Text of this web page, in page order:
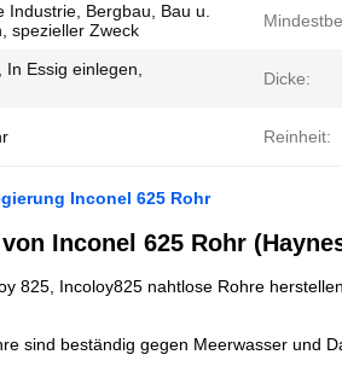
Industrie, Bergbau, Bau u.
spezieller Zweck
In Essig einlegen,
Dicke:
Reinheit:
Inconel 625 Rohr
Inconel 625 Rohr
825, Incoloy825 nahtlose Rohre herstellen,
sind beständig gegen Meerwasser und